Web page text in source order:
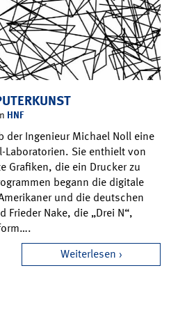
HNF
der Ingenieur Michael Noll eine
Laboratorien. Sie enthielt von
Grafiken, die ein Drucker zu
begann die digitale
und die deutschen
Frieder Nake, die „Drei N“,
Weiterlesen